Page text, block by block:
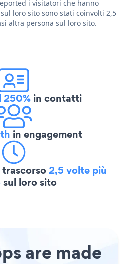
i visitatori che hanno
loro sito sono stati coinvolti 2,5
altra persona sul loro sito.
250% in contatti
in engagement
2,5 volte più
sul loro sito
are made